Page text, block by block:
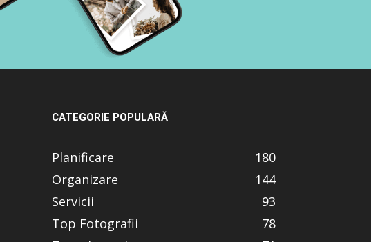
CATEGORIE POPULARĂ
Planificare
180
Organizare
144
Servicii
93
Top Fotografii
78